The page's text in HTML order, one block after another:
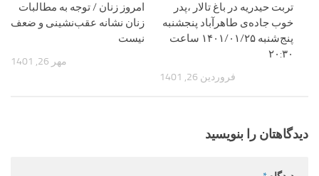
امروز زنان / توجه به مطالبات
زنان نشانه عقب‌نشینی و ضعف
نیست
مهر 26, 1401
تربت حیدریه در باغ تالار ،پدر
خوب جاده‌ی طاهرآباد پنجشنبه
پنج‌شنبه ۱۴۰۱/۰۱/۲۵ ساعت
۲۰:۳۰
فروردین 26, 1401
دیدگاهتان را بنویسید